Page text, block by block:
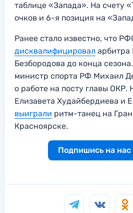
таблице «Запада». На счету
очков и 6-я позиция на
Ранее стало известно, что
дисквалифицировал арбитра
Безбородова до конца
министр спорта РФ Михаил
о работе на посту главы ОКР.
Елизавета Худайбердиева и
выиграли ритм-танец на
Красноярске.
Подпишись на нас